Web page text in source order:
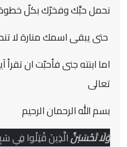
نحمل حبَّك وفخرّك بكلّ
حتى يبقى اسمك منارة لا
اما ابنته جنى فأحبّت ان تقرأ
تعالى
بسم الله الرحمان الرحيم
وَلَا تَحْسَبَنَّالَّذِينَ قُتِلُوا فِي